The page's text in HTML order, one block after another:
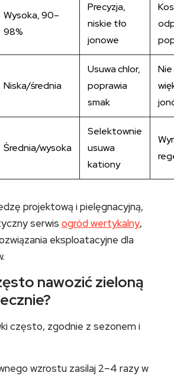
Wysoka, 90–
98%
Precyzja,
niskie tło
jonowe
Niska/średnia
Usuwa chlor,
poprawia
smak
Średnia/wysoka
Selektownie
usuwa
kationy
projektową i pielęgnacyjną,
serwis ogród wertykalny,
eksploatacyjne dla
nawozić zieloną
często, zgodnie z sezonem i
wzrostu zasilaj 2–4 razy w